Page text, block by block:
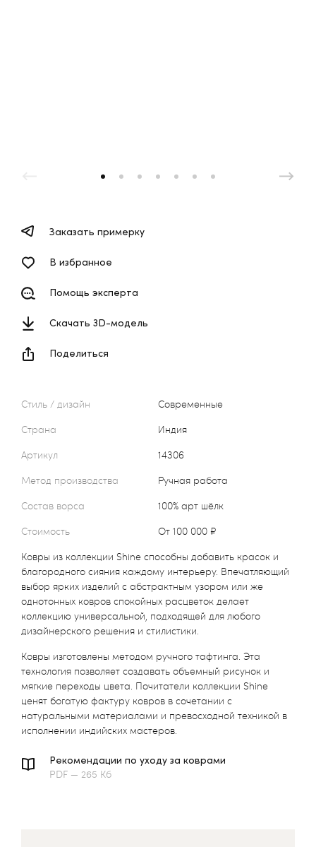
Стиль / дизайн
Современные
Страна
Индия
Артикул
14306
Метод производства
Ручная работа
Состав ворса
100% арт шёлк
Стоимость
от 100 000 ₽
Ковры из коллекции Shine способны добавить красок и
благородного сияния каждому интерьеру. Впечатляющий
выбор ярких изделий с абстрактным узором или же
однотонных ковров спокойных расцветок делает
коллекцию универсальной, подходящей для любого
дизайнерского решения и стилистики.
Ковры изготовлены методом ручного тафтинга. Эта
технология позволяет создавать объемный рисунок и
мягкие переходы цвета. Почитатели коллекции Shine
ценят богатую фактуру ковров в сочетании с
натуральными материалами и превосходной техникой в
исполнении индийских мастеров.
Рекомендации по уходу за коврами
PDF — 265 Кб
Заказать примерку
В избранное
Помощь эксперта
Скачать 3D-модель
Поделиться